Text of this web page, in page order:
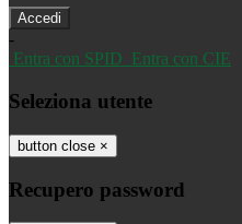
-
Entra con SPID Entra con CIE
Seleziona utente
button close ×
Recupero password